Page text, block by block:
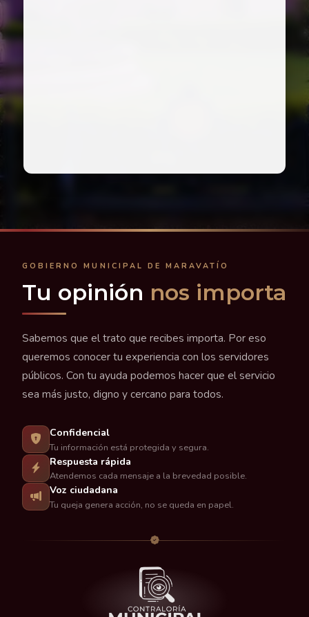
GOBIERNO MUNICIPAL DE MARAVATÍO
Tu opinión nos importa
Sabemos que el trato que recibes importa. Por eso
queremos conocer tu experiencia con los servidores
públicos. Con tu ayuda podemos hacer que el servicio
sea más justo, digno y cercano para todos.
Confidencial
Tu información está protegida y segura.
Respuesta rápida
Atendemos cada mensaje a la brevedad posible.
Voz ciudadana
Tu queja genera acción, no se queda en papel.